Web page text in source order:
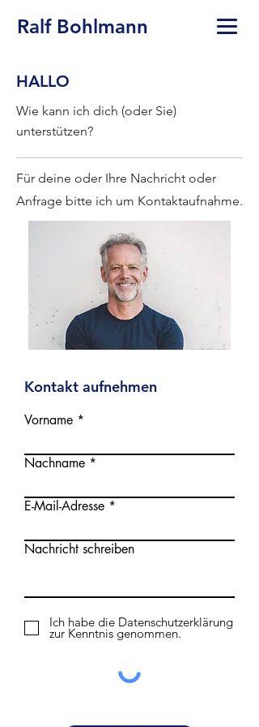
Ralf Bohlmann
HALLO
Wie kann ich dich (oder Sie)
unterstützen?
Für deine oder Ihre Nachricht oder
Anfrage bitte ich um Kontaktaufnahme.
Kontakt aufnehmen
Vorname
Nachname
E-Mail-Adresse
Nachricht schreiben
Ich habe die Datenschutzerklärung
zur Kenntnis genommen.